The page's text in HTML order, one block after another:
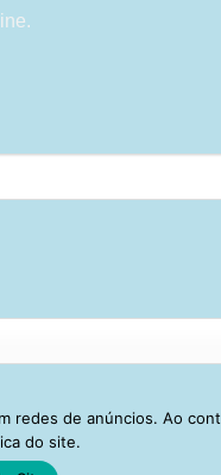
MasterCardCash
de anúncios. Ao
do site.